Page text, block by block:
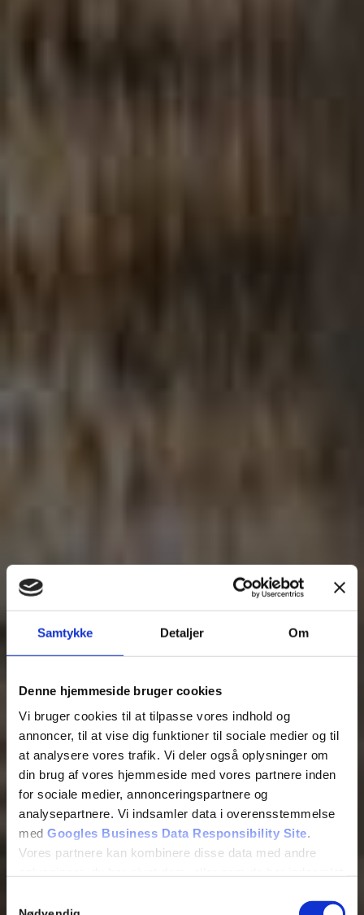
Samtykke Detaljer Om
Denne hjemmeside bruger cookies
Vi bruger cookies til at tilpasse vores indhold og
annoncer, til at vise dig funktioner til sociale medier og til
at analysere vores trafik. Vi deler også oplysninger om
din brug af vores hjemmeside med vores partnere inden
for sociale medier, annonceringspartnere og
analysepartnere. Vi indsamler data i overensstemmelse
med Googles Business Data Responsibility Site.
Vores partnere kan kombinere disse data med andre